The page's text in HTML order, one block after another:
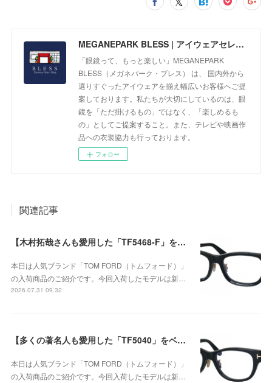
MEGANEPARK BLESS | アイウェアセレクトショップ
「眼鏡って、もっと楽しい」MEGANEPARK
BLESS（メガネパーク・ブレス） は、 国内外から
選りすぐったアイウェアを揃え幅広いお客様へご提
案しております。私たちが大切にしているのは、眼
鏡を「ただ掛けるもの」ではなく、「楽しめるも
の」としてご提案すること。また、テレビや映画作
品への衣装協力も行っております。
フォロー
関連記事
【木村拓哉さんも愛用した「TF5468-F」をベースに、洗練されたウェリントンシェイプが上品な存在感を演出する、日本企画モデル】TOM FORD TF6164-D-Bが入荷！
本日は人気ブランド「TOM FORD（トムフォード）」
の入荷商品のご紹介です。今回入荷したモデルは新…
2026.07.31 09:32
【多くの著名人も愛用した「TF5040」をベースに洗練されたウェリントンシェイプ】TOM FORD（トムフォード） TF6163-D-B 001が入荷！
本日は人気ブランド「TOM FORD（トムフォード）」
の入荷商品のご紹介です。今回入荷したモデルは新…